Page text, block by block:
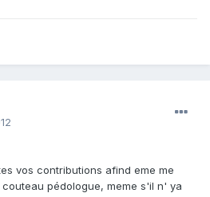
vos contributions afind eme me
pédologue, meme s'il n' ya